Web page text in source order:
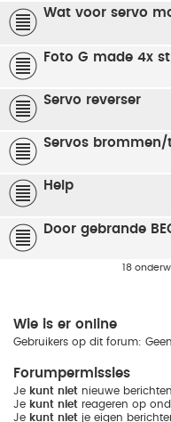
Wat voor servo
Foto G made 4x
Servo reverser
Servos brommen/
Help
Door gebrande
18
Wie is er online
Gebruikers op dit forum:
Forumpermissies
Je kunt niet nieuwe
Je kunt niet reageren op
Je kunt niet je eigen